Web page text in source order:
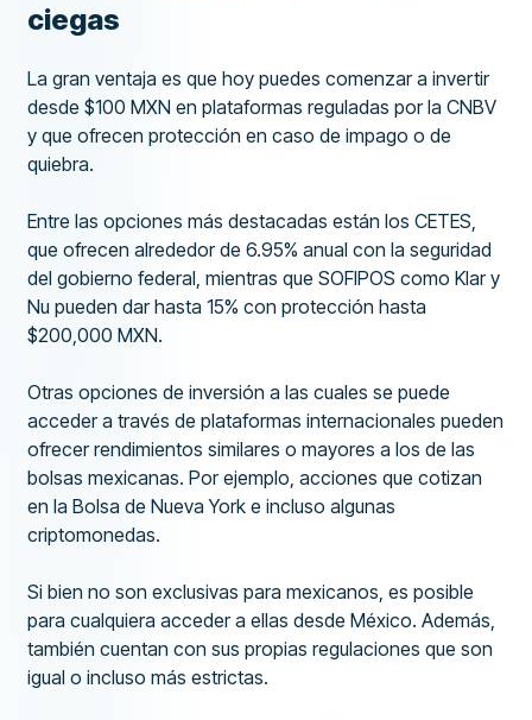
ciegas
La gran ventaja es que hoy puedes comenzar a invertir
desde $100 MXN en plataformas reguladas por la CNBV
y que ofrecen protección en caso de impago o de
quiebra.
Entre las opciones más destacadas están los CETES,
que ofrecen alrededor de 6.95% anual con la seguridad
del gobierno federal, mientras que SOFIPOS como Klar y
Nu pueden dar hasta 15% con protección hasta
$200,000 MXN.
Otras opciones de inversión a las cuales se puede
acceder a través de plataformas internacionales pueden
ofrecer rendimientos similares o mayores a los de las
bolsas mexicanas. Por ejemplo, acciones que cotizan
en la Bolsa de Nueva York e incluso algunas
criptomonedas.
Si bien no son exclusivas para mexicanos, es posible
para cualquiera acceder a ellas desde México. Además,
también cuentan con sus propias regulaciones que son
igual o incluso más estrictas.